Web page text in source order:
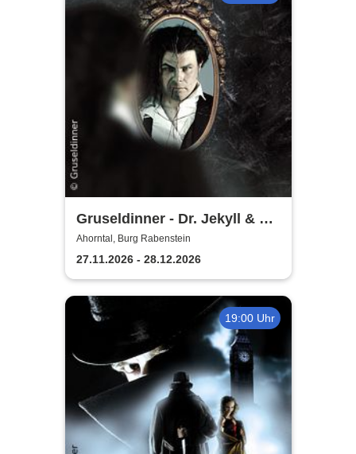
Gruseldinner - Dr. Jekyll & Mr.
Hyde
Ahorntal, Burg Rabenstein
27.11.2026 - 28.12.2026
19:00 Uhr